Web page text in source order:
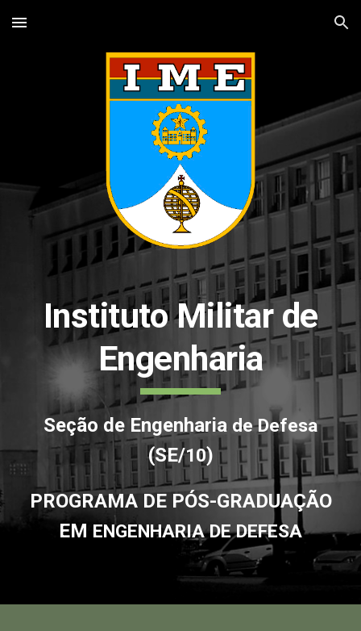
Skip to main content Skip to navigation
Instituto Militar de
Engenharia
Seção de Engenharia de Defesa
(SE/10)
PROGRAMA DE PÓS-GRADUAÇÃO
EM ENGENHARIA DE DEFESA